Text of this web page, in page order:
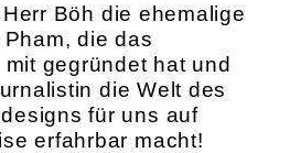
Böh die ehemalige
die das
mit gegründet hat und
die Welt des
für uns auf
erfahrbar macht!